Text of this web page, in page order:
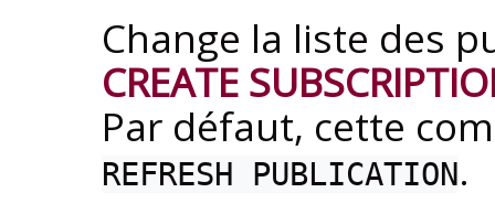
Change la liste des
CREATE
Par défaut, cette
REFRESH PUBLICATION.